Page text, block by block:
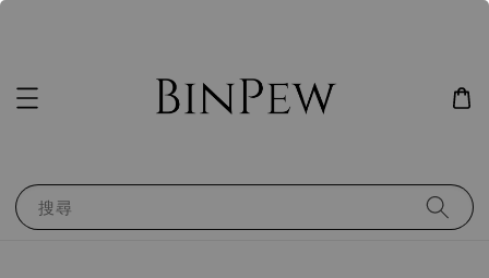
搜尋